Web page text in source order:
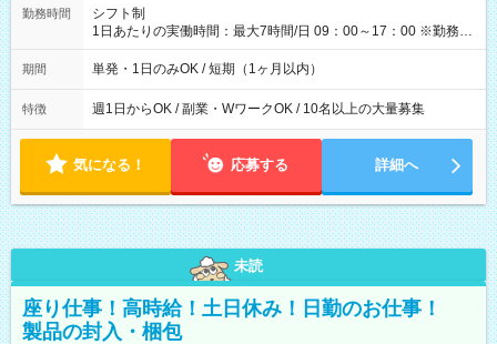
間】試用期間なし
勤務時間
シフト制
1日あたりの実働時間：最大7時間/日 09：00～17：00 ※勤務時
間は 試験により異なります。
期間 単発・1日のみOK / 短期（1ヶ月以内）
特徴 週1日からOK / 副業・WワークOK / 10名以上の大量募集
気になる！ 応募する 詳細へ
未読
座り仕事！高時給！土日休み！日勤のお仕事！
製品の封入・梱包